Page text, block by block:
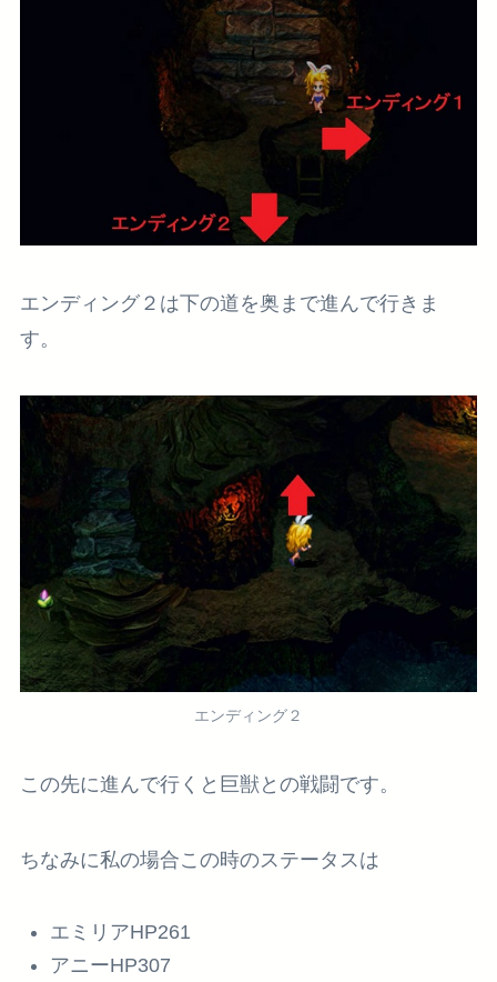
エンディング２は下の道を奥まで進んで行きま
す。
エンディング２
この先に進んで行くと巨獣との戦闘です。
ちなみに私の場合この時のステータスは
エミリアHP261
アニーHP307